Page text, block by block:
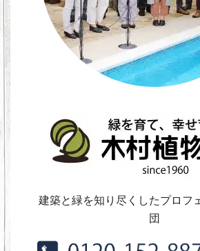
建築と緑を知り尽くしたプロフ
団